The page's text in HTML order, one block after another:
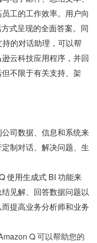
工的工作效率。用户向
式呈现的全面答案。同
的对话助理，可以帮
云科技应用程序，并回
不限于有关支持、架
司数据、信息和系统来
制对话、解决问题、生
使用生成式 BI 功能来
见解、回答数据问题以
提高业务分析师和业务
Q 可以帮助您的